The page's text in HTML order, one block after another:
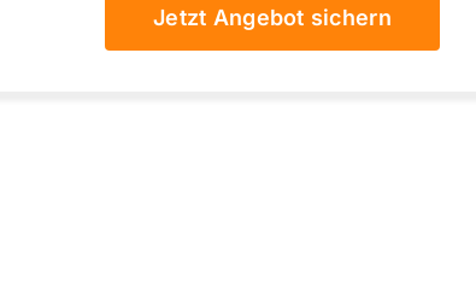
Jetzt Angebot sichern